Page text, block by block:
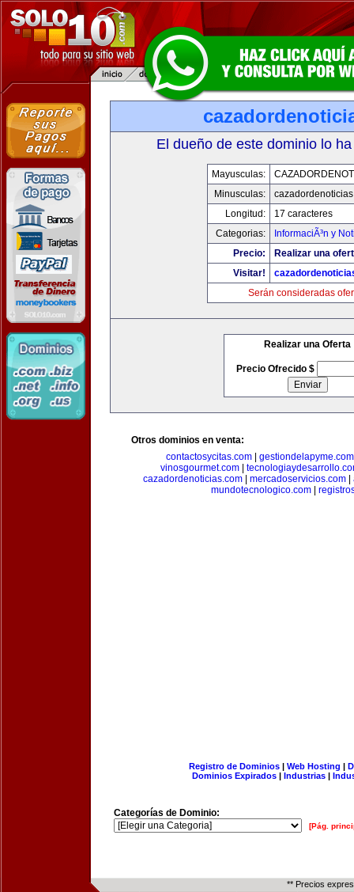
El dueño de este dominio lo
Mayusculas:
Minusculas:
Longitud:
17 caracteres
Categorias:
InformaciÃ³n y
Precio:
Realizar una
Visitar!
Serán consideradas
Realizar una Oferta
Precio Ofrecido $
Otros dominios en venta:
contactosycitas.com| gestiondelapyme.com
vinosgourmet.com
cazadordenoticias.com
mercadoservicios.com
mundotecnologico.com|
Registro de Dominios| Web Hosting |
Dominios Expirados | Industrias |
Categorías de Dominio:
[Pág.
** Precios